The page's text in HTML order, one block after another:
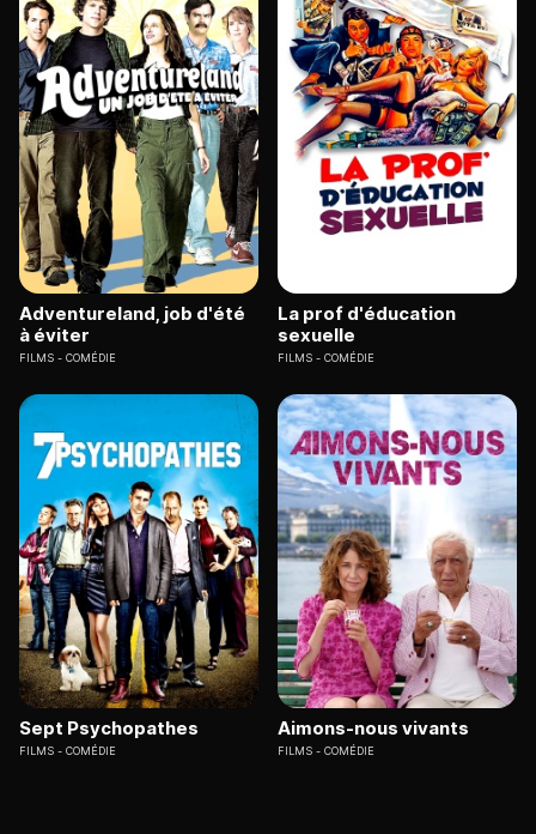
Adventureland, job d'été
à éviter
FILMS COMÉDIE
La prof d'éducation
sexuelle
FILMS COMÉDIE
Sept Psychopathes
FILMS COMÉDIE
Aimons-nous vivants
FILMS COMÉDIE